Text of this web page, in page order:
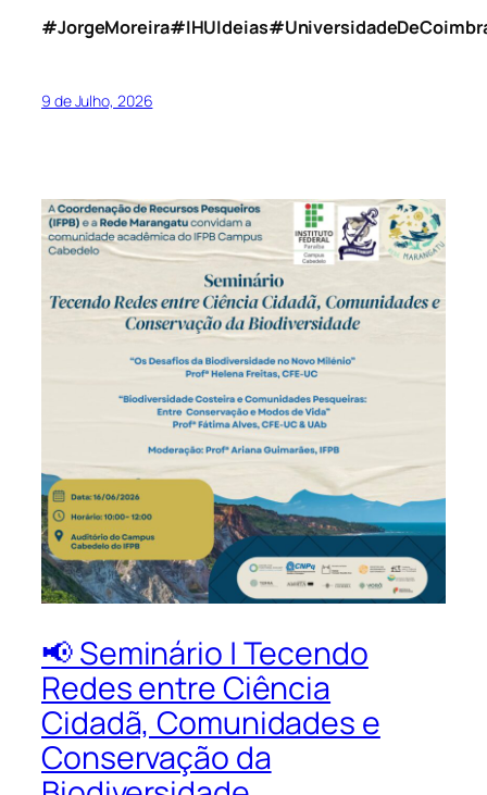
#JorgeMoreira#IHUIdeias
9 de Julho, 2026
📢 Seminário | Tecendo
Redes entre Ciência
Cidadã, Comunidades e
Conservação da